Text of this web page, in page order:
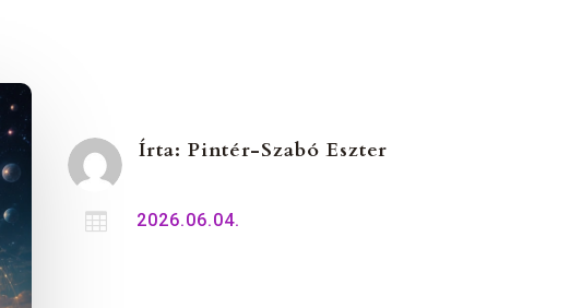
Írta:Pintér-Szabó Eszter
 2026.06.04.